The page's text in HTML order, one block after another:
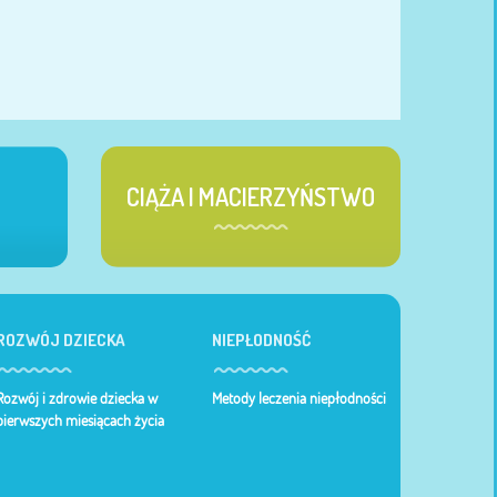
CIĄŻA I MACIERZYŃSTWO
DZIECKA
i zdrowie dziecka w
miesiącach życia
NIEPŁODNOŚĆ
Metody leczenia niepłodności